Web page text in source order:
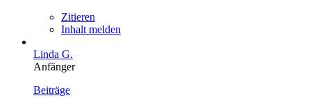
Zitieren
Inhalt melden
Linda G.
Anfänger
Beiträge